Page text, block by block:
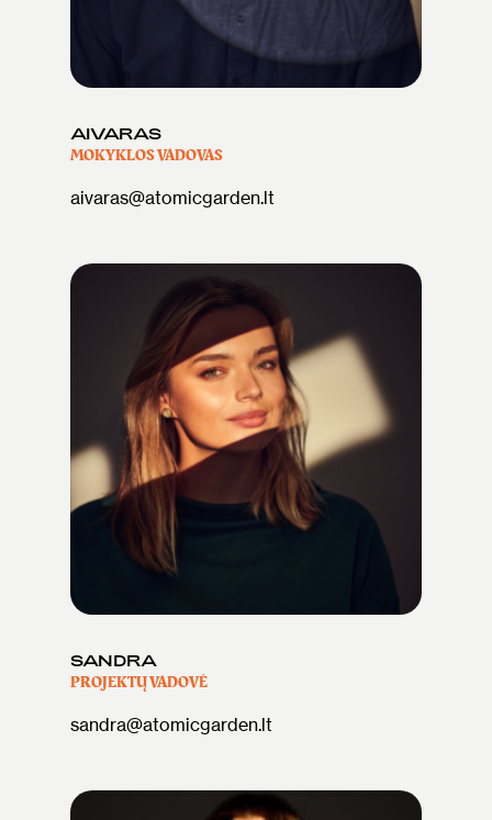
AIVARAS
MOKYKLOS VADOVAS
aivaras@atomicgarden.lt
SANDRA
PROJEKTŲ VADOVĖ
sandra@atomicgarden.lt